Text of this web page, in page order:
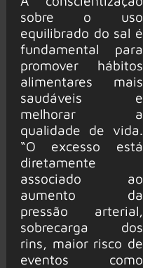
sobre o uso
equilibrado do sal é
fundamental para
promover hábitos
alimentares mais
saudáveis e
melhorar a
qualidade de vida.
“O excesso está
diretamente
associado ao
aumento da
pressão arterial,
sobrecarga dos
rins, maior risco de
eventos como